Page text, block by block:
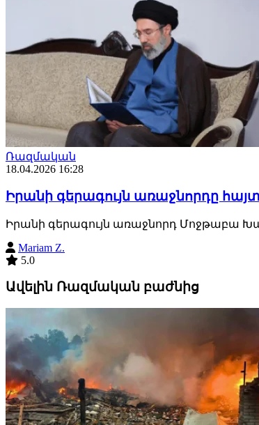
Ռազմական
18.04.2026 16:28
Իրանի գերագույն առաջնորդը
Իրանի գերագույն առաջնորդ Մոջթաբա
Mariam Z.
5.0
Ավելին Ռազմական բաժնից